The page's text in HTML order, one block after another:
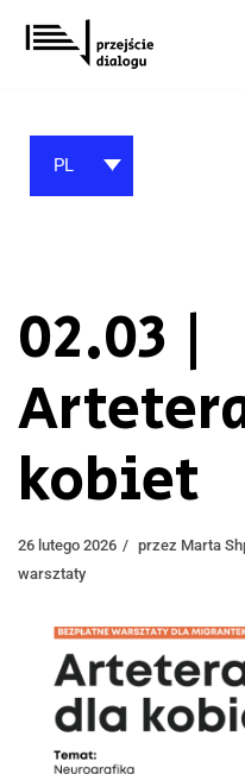
Przejdź
do
PL
02.03 |
kobiet
26 lutego 2026 przez Marta
warsztaty